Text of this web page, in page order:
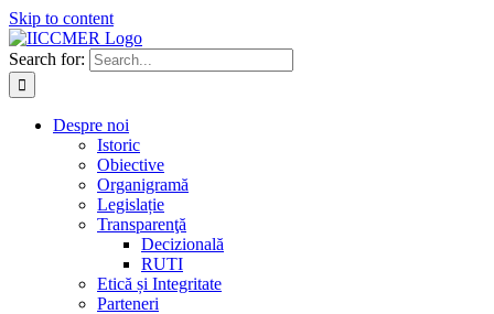
Skip to content
Search for:
Despre noi
Istoric
Obiective
Organigramă
Legislație
Transparenţă
Decizională
RUTI
Etică și Integritate
Parteneri